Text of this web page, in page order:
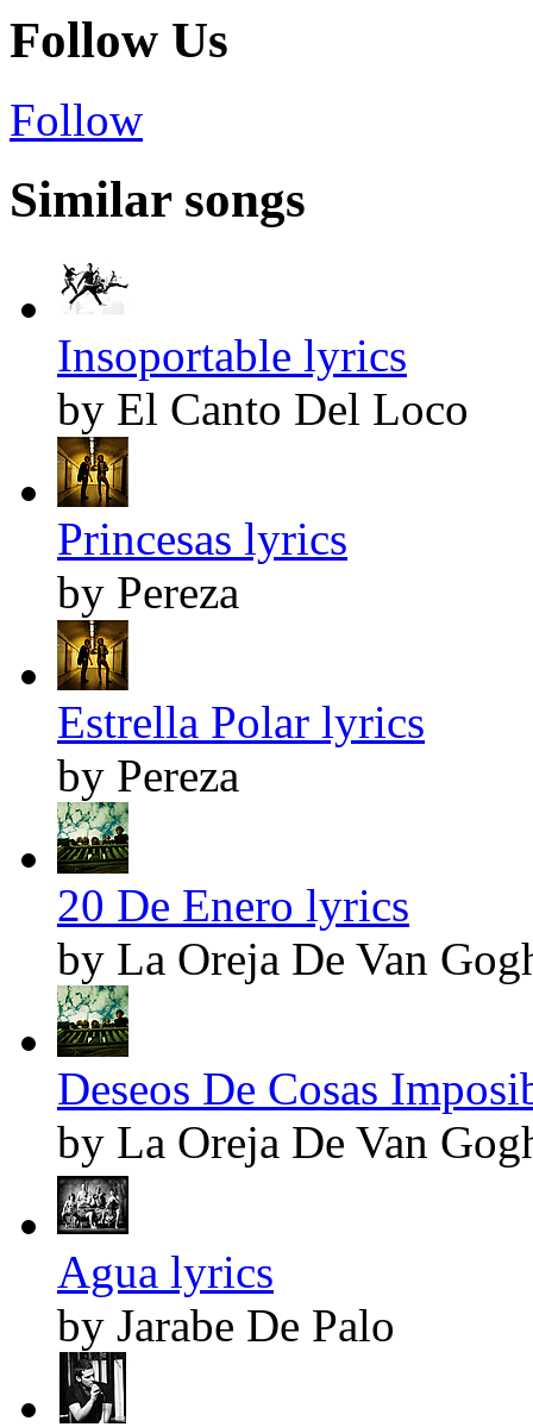
Follow Us
Follow
Similar songs
Insoportable lyrics
by El Canto Del Loco
Princesas lyrics
by Pereza
Estrella Polar lyrics
by Pereza
20 De Enero lyrics
by La Oreja De Van
Deseos De Cosas
by La Oreja De Van
Agua lyrics
by Jarabe De Palo